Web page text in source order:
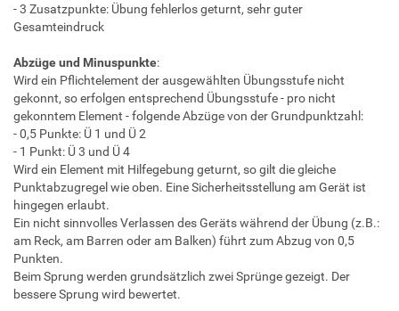
- 3 Zusatzpunkte: Übung fehlerlos geturnt, sehr guter
Gesamteindruck
Abzüge und Minuspunkte:
Wird ein Pflichtelement der ausgewählten Übungsstufe nicht
gekonnt, so erfolgen entsprechend Übungsstufe - pro nicht
gekonntem Element - folgende Abzüge von der Grundpunktzahl:
- 0,5 Punkte: Ü 1 und Ü 2
- 1 Punkt: Ü 3 und Ü 4
Wird ein Element mit Hilfegebung geturnt, so gilt die gleiche
Punktabzugregel wie oben. Eine Sicherheitsstellung am Gerät ist
hingegen erlaubt.
Ein nicht sinnvolles Verlassen des Geräts während der Übung (z.B.:
am Reck, am Barren oder am Balken) führt zum Abzug von 0,5
Punkten.
Beim Sprung werden grundsätzlich zwei Sprünge gezeigt. Der
bessere Sprung wird bewertet.